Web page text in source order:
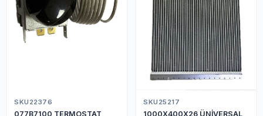
SKU22376
077B7100 TERMOSTAT
SKU25217
1000X400X26 ÜNİVERSAL